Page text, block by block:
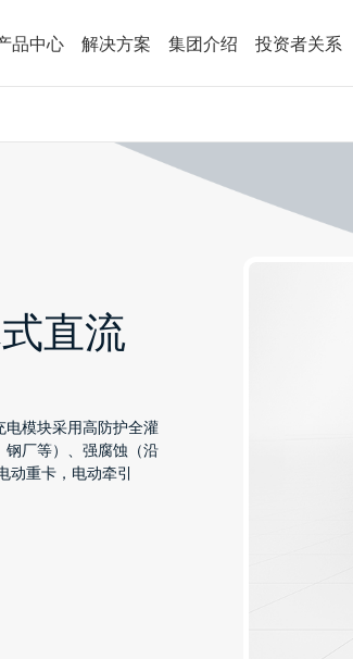
品中心 解决方案 集团介绍 投资者关系
直流
模块采用高防护全灌
钢厂等）、强腐蚀（沿
动重卡，电动牵引